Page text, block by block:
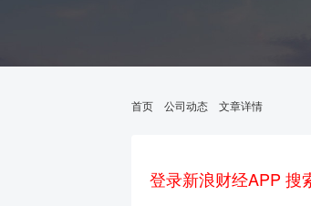
首页 公司动态 文章详情
登录新浪财经APP 搜